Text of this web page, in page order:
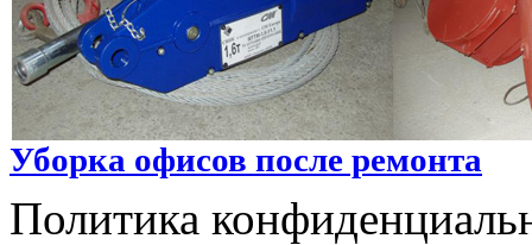
Уборка офисов после ремонта
Политика